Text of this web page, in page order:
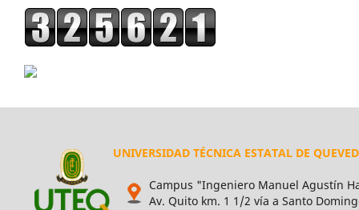
UNIVERSIDAD TÉCNICA ESTATAL DE
Campus "Ingeniero Manuel Agustín
Av. Quito km. 1 1/2 vía a Santo